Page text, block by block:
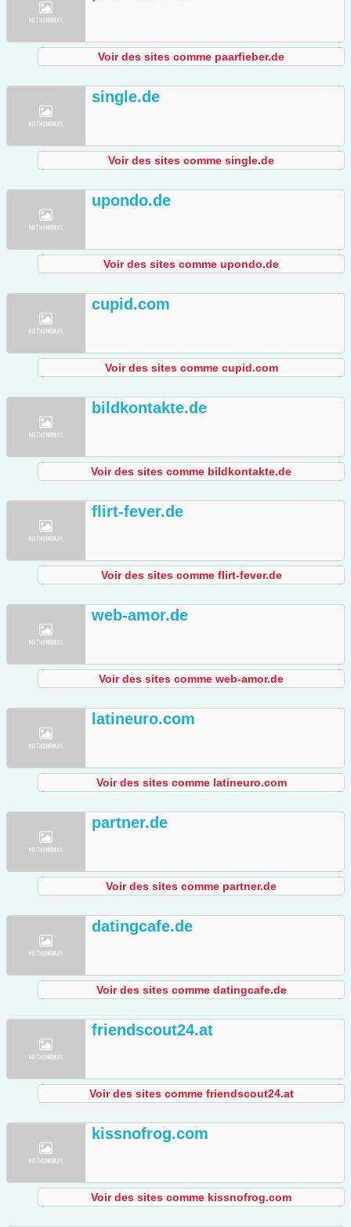
Voir des sites comme paarfieber.de
single.de
Voir des sites comme single.de
upondo.de
Voir des sites comme upondo.de
cupid.com
Voir des sites comme cupid.com
bildkontakte.de
Voir des sites comme bildkontakte.de
flirt-fever.de
Voir des sites comme flirt-fever.de
web-amor.de
Voir des sites comme web-amor.de
latineuro.com
Voir des sites comme latineuro.com
partner.de
Voir des sites comme partner.de
datingcafe.de
Voir des sites comme datingcafe.de
friendscout24.at
Voir des sites comme friendscout24.at
kissnofrog.com
Voir des sites comme kissnofrog.com